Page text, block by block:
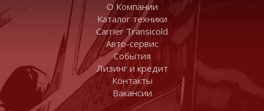
О Компании
Каталог техники
Carrier Transicold
Авто-сервис
События
Лизинг и кредит
Контакты
Вакансии